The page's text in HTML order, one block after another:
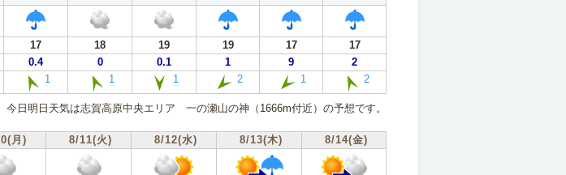
17 18 19 19 17
17
0.4 0 0.1 1 9
2
1 1 1 2 1 2
今日明日天気は志賀高原中央エリア 一の瀬山の神（1666m付近）の予想です。
月) 8/11(火) 8/12(水) 8/13(木) 8/14(金)